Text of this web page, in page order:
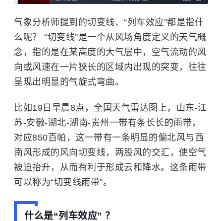
气象分析师提到的切变线、“列车效应”都是指什
么呢？ “切变线”是一个从风场角度定义的天气概
念，指的是在某高度的大气层中，空气流动的风
向或风速在一片狭长的区域内出现的突变，往往
呈现出明显的气旋式弯曲。
比如19日早晨8点，全国天气雷达图上，山东-江
苏-安徽-湖北-湖南-贵州一带有条长长的雨带，
对应850百帕，这一带有一条明显的偏北风与西
南风形成的风向切变线，两股风的交汇，使空气
被迫抬升，从而有利于形成云和降水。这条雨带
可以称为“切变线雨带”。
什么是“列车效应” ？